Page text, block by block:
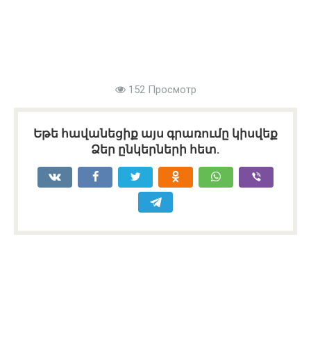
152 Просмотр
Եթե հավանեցիք այս գրառումը կիսվեք
Ձեր ընկերների հետ.